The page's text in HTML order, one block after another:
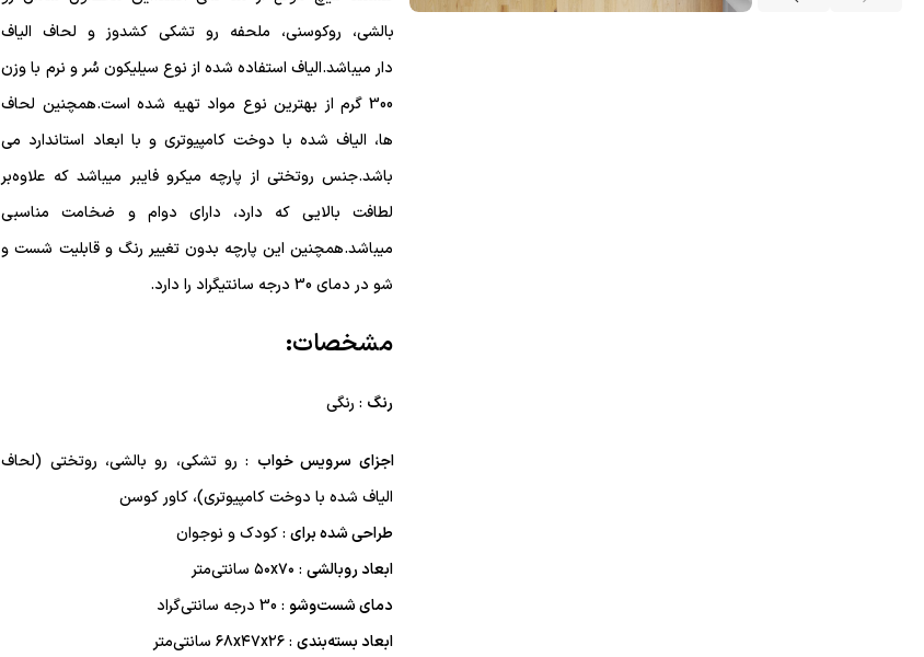
بالشی، روکوسنی، ملحفه رو تشکی کشدوز و لحاف الیاف
دار میباشد.الیاف استفاده شده از نوع سیلیکون سُر و نرم با وزن
300 گرم از بهترین نوع مواد تهیه شده است.همچنین لحاف
ها، الیاف شده با دوخت کامپیوتری و با ابعاد استاندارد می
باشد.جنس روتختی از پارچه میکرو فایبر میباشد که علاوه‌بر
لطافت بالایی که دارد، دارای دوام و ضخامت مناسبی
میباشد.همچنین این پارچه بدون تغییر رنگ و قابلیت شست و
شو در دمای30 درجه سانتیگراد را دارد.
مشخصات:
رنگ : رنگی
اجزای سرویس خواب : رو تشکی، رو بالشی، روتختی (لحاف
الیاف شده با دوخت کامپیوتری)، کاور کوسن
طراحی شده برای: کودک و نوجوان
ابعاد روبالشی: ۵۰x۷۰ سانتی‌متر
دمای شست‌وشو :30 درجه سانتی‌گراد
ابعاد بسته‌بندی:۶۸x۴۷x۲۶ سانتی‌متر